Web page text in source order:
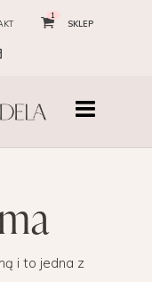
1
SKLEP
i to jedna z